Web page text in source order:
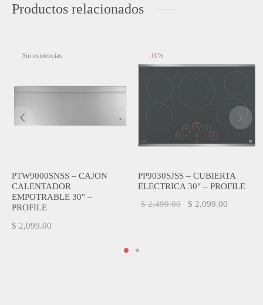
Productos relacionados
Sin existencias
PTW9000SNSS – CAJON
CALENTADOR
EMPOTRABLE 30″ –
PROFILE
$ 2,099.00
-16%
PP9030SJSS – CUBIERTA
ELECTRICA 30″ – PROFILE
$2,499.00
El precio
$ 2,099.00